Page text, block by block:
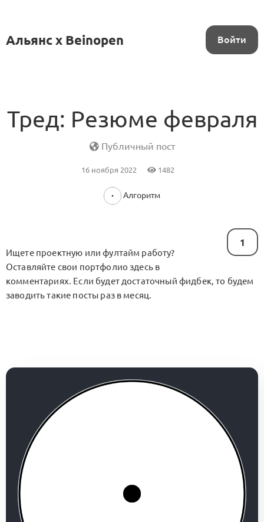
Альянс x Beinopen Войти
Тред: Резюме февраля
Публичный пост
16 ноября 2022 1482
Алгоритм
1
Ищете проектную или фултайм работу?
Оставляйте свои портфолио здесь в
комментариях. Если будет достаточный фидбек, то будем
заводить такие посты раз в месяц.